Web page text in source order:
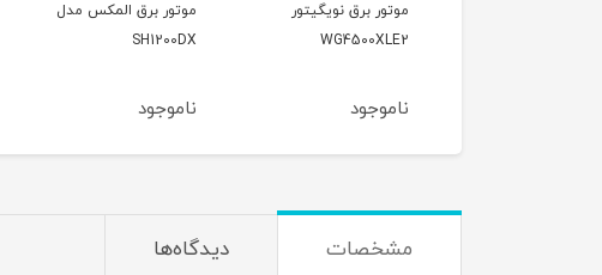
موتور برق المکس مدل
SH1200DX
ناموجود
موتور برق وکسون مدل
VK3900KF
ناموجود
مشخصات دیدگاه‌ها